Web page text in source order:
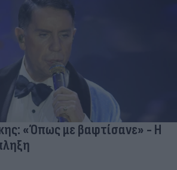
«Όπως με βαφτίσανε» - Η